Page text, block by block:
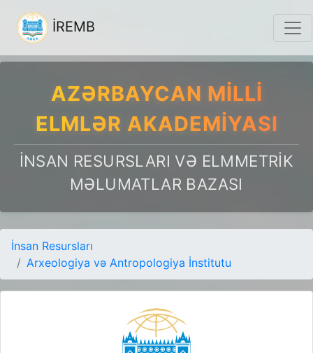
İREMB
AZƏRBAYCAN MILLI
ELMLƏR AKADEMIYASI
İNSAN RESURSLARI VƏ ELMMETRIK
MƏLUMATLAR BAZASI
İnsan Resursları
Arxeologiya və Antropologiya İnstitutu